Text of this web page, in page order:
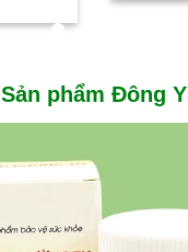
Sản phẩm Đông Y